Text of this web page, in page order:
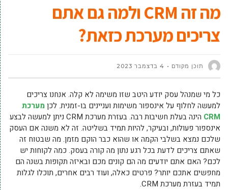
מה זה CRM ולמה גם אתם
צריכים מערכת כזאת?
תוכן מקודם 4 בדצמבר 2023
כל מי שמנהל עסק יודע היטב שזו משימה לא קלה. אנחנו צריכים
למעשה לחלוף על אינספור משימות ועניינים בו-זמנית. לכןמערכת
CRM
הינה בעלת חשיבות רבה. בעזרת מערכת CRM ניתן למעשה לבצע
אינספור פעולות, ובעיקר, להיות תמיד בשליטה. זה לא משנה אם העסק
שלכם נמצא בשלבי הקמה או שהוא כבר הוקם מזמן. מה שבטוח זה
שאתם צריכים לדעת בכל רגע נתון מה קורה בעסק. כמה לקוחות יש
לכם? האם אתם יודעים מה הם קונים מכם ובאיזה תקופות בשנה הם
מחפשים אתכם יותר? פרטים כאלה, ועוד רבים אחרים, תוכלו לגלות
תמיד בעזרת מערכת CRM.